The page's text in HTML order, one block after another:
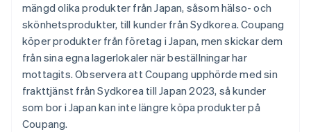
mängd olika produkter från Japan, såsom hälso- och
skönhetsprodukter, till kunder från Sydkorea. Coupang
köper produkter från företag i Japan, men skickar dem
från sina egna lagerlokaler när beställningar har
mottagits. Observera att Coupang upphörde med sin
frakttjänst från Sydkorea till Japan 2023, så kunder
som bor i Japan kan inte längre köpa produkter på
Coupang.